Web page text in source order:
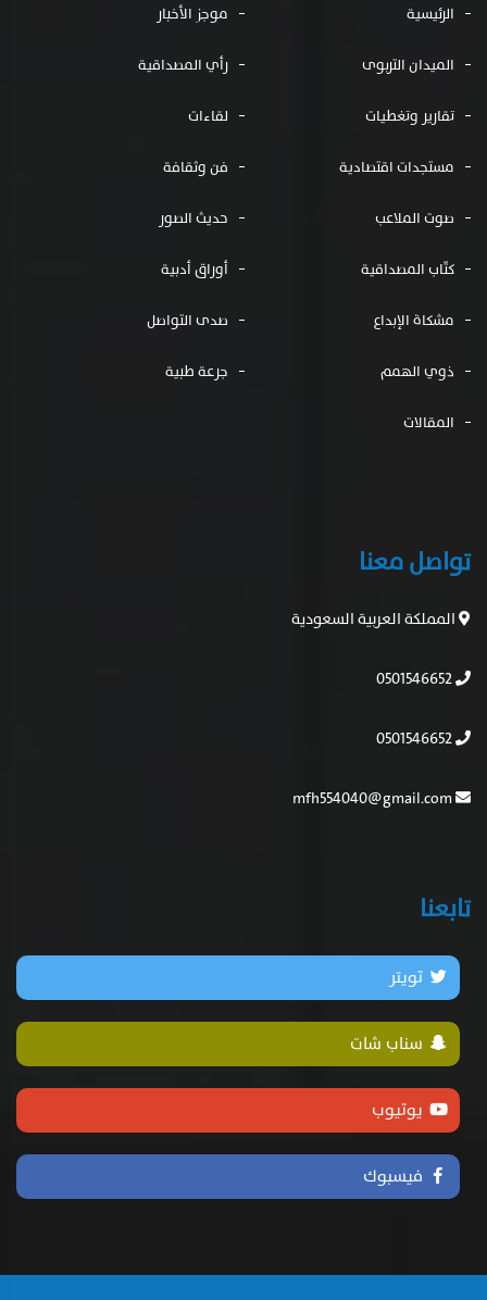
الرئيسية موجز الأخبار
الميدان التربوى رأي المصداقية
تقارير وتغطيات لقاءات
مستجدات اقتصادية فن وثقافة
صوت الملاعب حديث الصور
كتّاب المصداقية أوراق أدبية
مشكاة الإبداع صدى التواصل
ذوي الهمم جرعة طبية
المقالات
تواصل معنا
المملكة العربية السعودية
تابعنا
تويتر
سناب شات
يوتيوب
فيسبوك